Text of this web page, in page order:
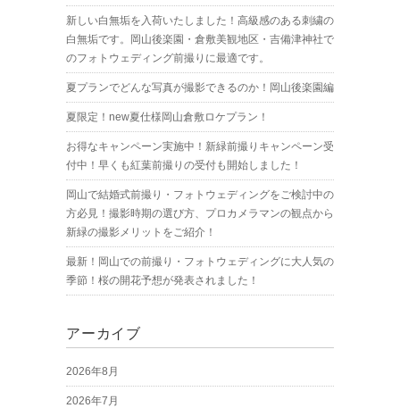
新しい白無垢を入荷いたしました！高級感のある刺繍の
白無垢です。岡山後楽園・倉敷美観地区・吉備津神社で
のフォトウェディング前撮りに最適です。
夏プランでどんな写真が撮影できるのか！岡山後楽園編
夏限定！new夏仕様岡山倉敷ロケプラン！
お得なキャンペーン実施中！新緑前撮りキャンペーン受
付中！早くも紅葉前撮りの受付も開始しました！
岡山で結婚式前撮り・フォトウェディングをご検討中の
方必見！撮影時期の選び方、プロカメラマンの観点から
新緑の撮影メリットをご紹介！
最新！岡山での前撮り・フォトウェディングに大人気の
季節！桜の開花予想が発表されました！
アーカイブ
2026年8月
2026年7月